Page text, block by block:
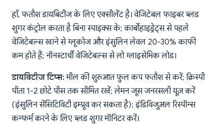
हाँ, फतौश डायबिटीज के लिए एक्सीलेंट है। वेजिटेबल फाइबर ब्लड
शुगर कंट्रोल करता है बिना स्पाइक्स के; कार्बोहाइड्रेट्स से पहले
वेजिटेबल्स खाने से ग्लूकोज और इंसुलिन लेवल 20-30% काफी
कम होते हैं; नॉनस्टार्ची वेजिटेबल्स से लो ग्लाइसेमिक लोड।
डायबिटीज टिप्स:मील की शुरुआत फुल कप फतौश से करें; क्रिस्पी
पीता 1-2 छोटे पीस तक सीमित रखें; लेमन जूस जनरसली यूज़ करें
(इंसुलिन सेंसिटिविटी इम्प्रूव कर सकता है); इंडिविजुअल रिस्पॉन्स
कन्फर्म करने के लिए ब्लड शुगर मॉनिटर करें।